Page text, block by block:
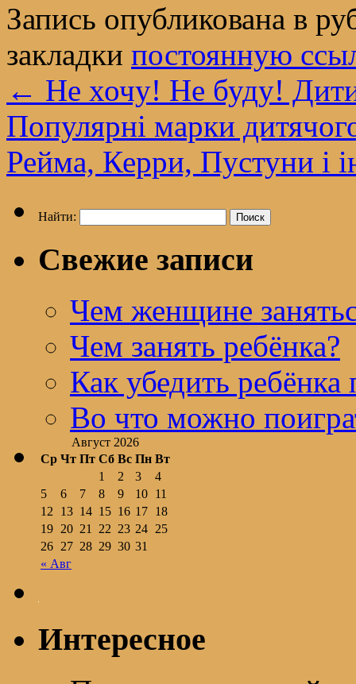
Запись опубликована в
закладки постоянную
← Не хочу! Не буду!
Популярні марки
Рейма, Керри, Пустуни і
Найти:
Свежие записи
Чем женщине
Чем занять ребёнка?
Как убедить ребёнка
Во что можно
Август 2026
Ср Чт Пт Сб Вс Пн Вт
« Авг
1 2 3
4
5
6 7 8 9 10 11
12
13 14 15 16 17 18
19 20 21 22 23 24 25
26 27 28 29 30 31
Интересное